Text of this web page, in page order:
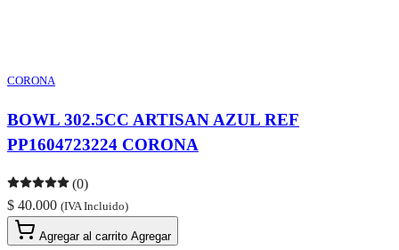
CORONA
BOWL 302.5CC ARTISAN AZUL REF
PP1604723224 CORONA
(0)
$ 40.000 (IVA Incluido)
Agregar al carrito Agregar